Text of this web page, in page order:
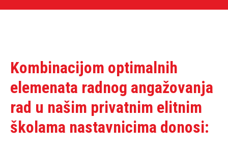
Kombinacijom optimalnih
elemenata radnog angažovanja
rad u našim privatnim elitnim
školama nastavnicima donosi: